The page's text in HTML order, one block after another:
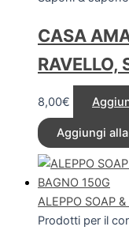
CASA
RAVELLO,
8,00€
Aggiungi
ALEPPO SOAP
Prodotti per il